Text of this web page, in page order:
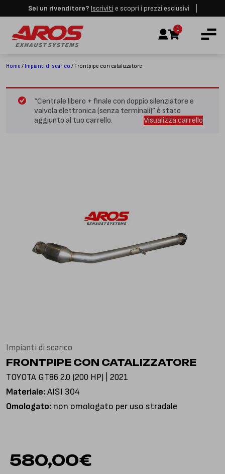
Sei un rivenditore? Iscriviti e scopri i prezzi esclusivi
IMPIANTI DI SCARICO
LAVORA CON NOI
CONTATTI
25050 Pian Camuno BS, Italia
1
Home / Impianti di scarico / Frontpipe con catalizzatore
“Centrale libero + finale con doppio silenziatore e
valvola elettronica (senza terminali)” è stato
aggiunto al tuo carrello.
Visualizza carrello
Impianti di scarico
FRONTPIPE CON CATALIZZATORE
TOYOTA GT86 2.0 (200 HP) | 2021
Materiale: AISI 304
Omologato: non omologato per uso stradale
€
580,00
Aros rimarrà chiusa per le festività dall'8 al 23 Agosto. I nuovi ordini
Ignora